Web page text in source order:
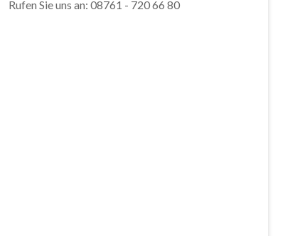
Rufen Sie uns an: 08761 - 720 66 80